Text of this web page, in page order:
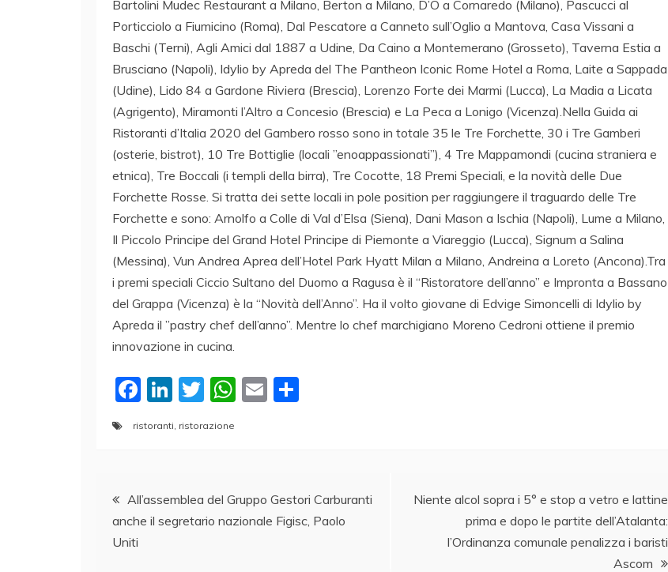
Bartolini Mudec Restaurant a Milano, Berton a Milano, D’O a Cornaredo (Milano), Pascucci al
Porticciolo a Fiumicino (Roma), Dal Pescatore a Canneto sull’Oglio a Mantova, Casa Vissani a
Baschi (Terni), Agli Amici dal 1887 a Udine, Da Caino a Montemerano (Grosseto), Taverna Estia a
Brusciano (Napoli), Idylio by Apreda del The Pantheon Iconic Rome Hotel a Roma, Laite a Sappada
(Udine), Lido 84 a Gardone Riviera (Brescia), Lorenzo Forte dei Marmi (Lucca), La Madia a Licata
(Agrigento), Miramonti l’Altro a Concesio (Brescia) e La Peca a Lonigo (Vicenza).Nella Guida ai
Ristoranti d’Italia 2020 del Gambero rosso sono in totale 35 le Tre Forchette, 30 i Tre Gamberi
(osterie, bistrot), 10 Tre Bottiglie (locali ”enoappassionati”), 4 Tre Mappamondi (cucina straniera e
etnica), Tre Boccali (i templi della birra), Tre Cocotte, 18 Premi Speciali, e la novità delle Due
Forchette Rosse. Si tratta dei sette locali in pole position per raggiungere il traguardo delle Tre
Forchette e sono: Arnolfo a Colle di Val d’Elsa (Siena), Dani Mason a Ischia (Napoli), Lume a Milano,
Il Piccolo Principe del Grand Hotel Principe di Piemonte a Viareggio (Lucca), Signum a Salina
(Messina), Vun Andrea Aprea dell’Hotel Park Hyatt Milan a Milano, Andreina a Loreto (Ancona).Tra
i premi speciali Ciccio Sultano del Duomo a Ragusa è il “Ristoratore dell’anno” e Impronta a Bassano
del Grappa (Vicenza) è la “Novità dell’Anno”. Ha il volto giovane di Edvige Simoncelli di Idylio by
Apreda il ”pastry chef dell’anno”. Mentre lo chef marchigiano Moreno Cedroni ottiene il premio
innovazione in cucina.
F
a
c
b
o
Li
n
k
dI
n
T
w
itt
W
A
p
E
vi
di
ristoranti ristorazione
Navigazione
articoli
All’assemblea del Gruppo Gestori Carburanti
anche il segretario nazionale Figisc, Paolo
Uniti
Niente alcol sopra i 5° e stop a vetro e lattine
prima e dopo le partite dell’Atalanta:
l’Ordinanza comunale penalizza i baristi
Ascom